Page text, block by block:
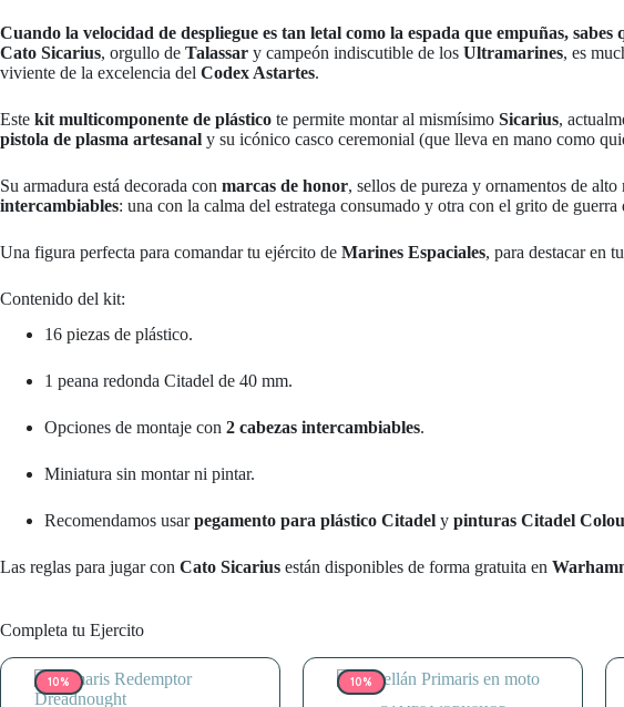
Cuando la velocidad de despliegue es tan letal como la espada que empuñas, sabes
Cato Sicarius, orgullo de Talassar y campeón indiscutible de los Ultramarines, es
viviente de la excelencia del Codex Astartes.
Este kit multicomponente de plástico te permite montar al mismísimo Sicarius,
pistola de plasma artesanal y su icónico casco ceremonial (que lleva en mano como
Su armadura está decorada con marcas de honor, sellos de pureza y ornamentos de
intercambiables: una con la calma del estratega consumado y otra con el grito de
Una figura perfecta para comandar tu ejército de Marines Espaciales, para destacar en
Contenido del kit:
16 piezas de plástico.
1 peana redonda Citadel de 40 mm.
Opciones de montaje con 2 cabezas intercambiables.
Miniatura sin montar ni pintar.
Recomendamos usarpegamento para plástico Citadel y pinturas Citadel
Las reglas para jugar con Cato Sicarius están disponibles de forma gratuita en
Completa tu Ejercito
10% 10%